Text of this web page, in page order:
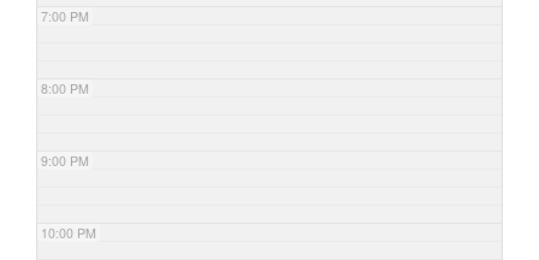
7:00 PM
8:00 PM
9:00 PM
10:00 PM